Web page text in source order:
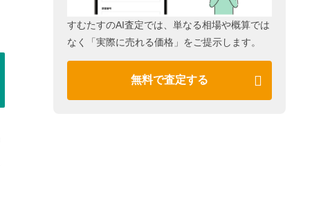
すむたすのAI査定では、単なる相場や概算では
なく「実際に売れる価格」をご提示します。
無料で査定する